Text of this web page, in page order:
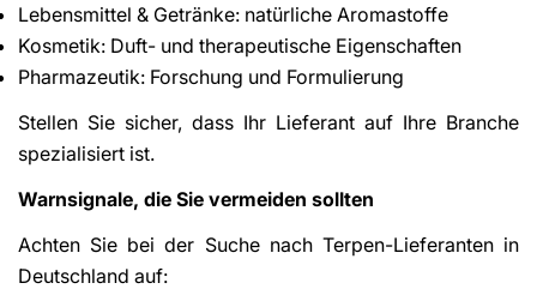
Lebensmittel & Getränke: natürliche Aromastoffe
Kosmetik: Duft- und therapeutische Eigenschaften
Pharmazeutik: Forschung und Formulierung
Stellen Sie sicher, dass Ihr Lieferant auf Ihre Branche
spezialisiert ist.
Warnsignale, die Sie vermeiden sollten
Achten Sie bei der Suche nach Terpen-Lieferanten in
Deutschland auf: